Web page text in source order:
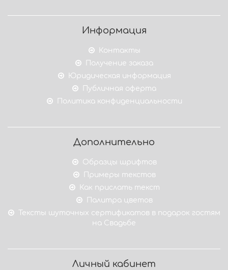
Информация
Контакты
Получение заказа
Юридическая информация
Публичная оферта
Политика конфиденциальности
Дополнительно
Образцы шрифтов
Примеры текстов
Как прислать текст
Палитра цветов
Тексты шуточных сертификатов в подарок гостям
на Свадьбе
Личный кабинет